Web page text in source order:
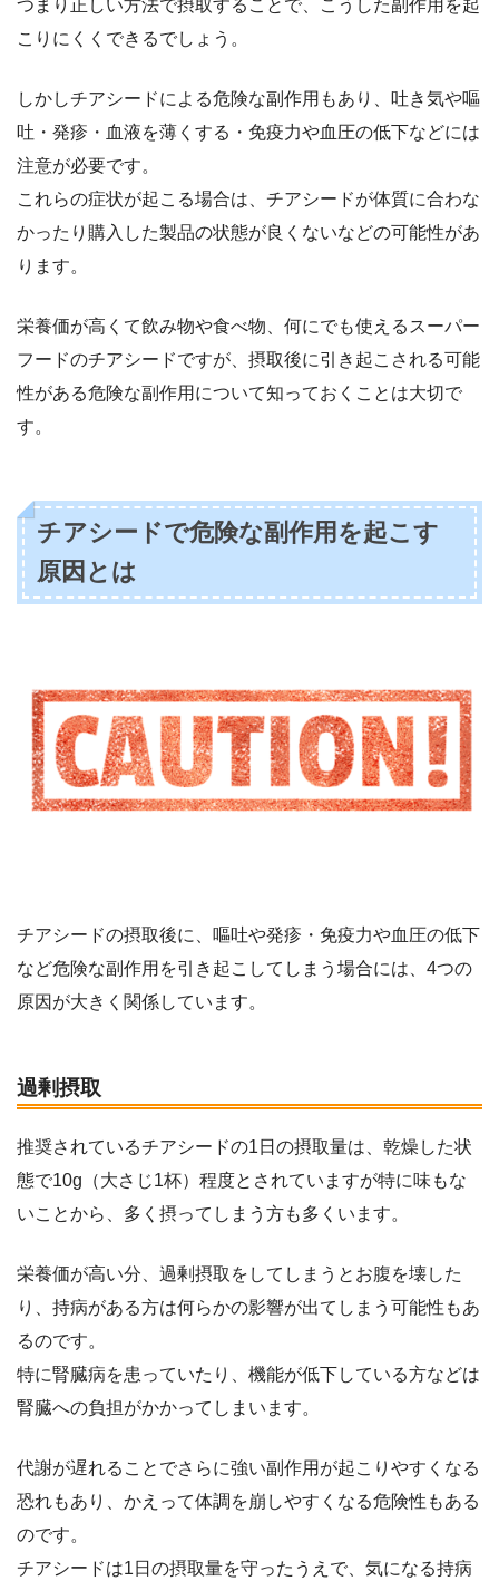
つまり正しい方法で摂取することで、こうした副作用を起
こりにくくできるでしょう。
しかしチアシードによる危険な副作用もあり、吐き気や嘔
吐・発疹・血液を薄くする・免疫力や血圧の低下などには
注意が必要です。
これらの症状が起こる場合は、チアシードが体質に合わな
かったり購入した製品の状態が良くないなどの可能性があ
ります。
栄養価が高くて飲み物や食べ物、何にでも使えるスーパー
フードのチアシードですが、摂取後に引き起こされる可能
性がある危険な副作用について知っておくことは大切で
す。
チアシードで危険な副作用を起こす
原因とは
チアシードの摂取後に、嘔吐や発疹・免疫力や血圧の低下
など危険な副作用を引き起こしてしまう場合には、4つの
原因が大きく関係しています。
過剰摂取
推奨されているチアシードの1日の摂取量は、乾燥した状
態で10g（大さじ1杯）程度とされていますが特に味もな
いことから、多く摂ってしまう方も多くいます。
栄養価が高い分、過剰摂取をしてしまうとお腹を壊した
り、持病がある方は何らかの影響が出てしまう可能性もあ
るのです。
特に腎臓病を患っていたり、機能が低下している方などは
腎臓への負担がかかってしまいます。
代謝が遅れることでさらに強い副作用が起こりやすくなる
恐れもあり、かえって体調を崩しやすくなる危険性もある
のです。
チアシードは1日の摂取量を守ったうえで、気になる持病